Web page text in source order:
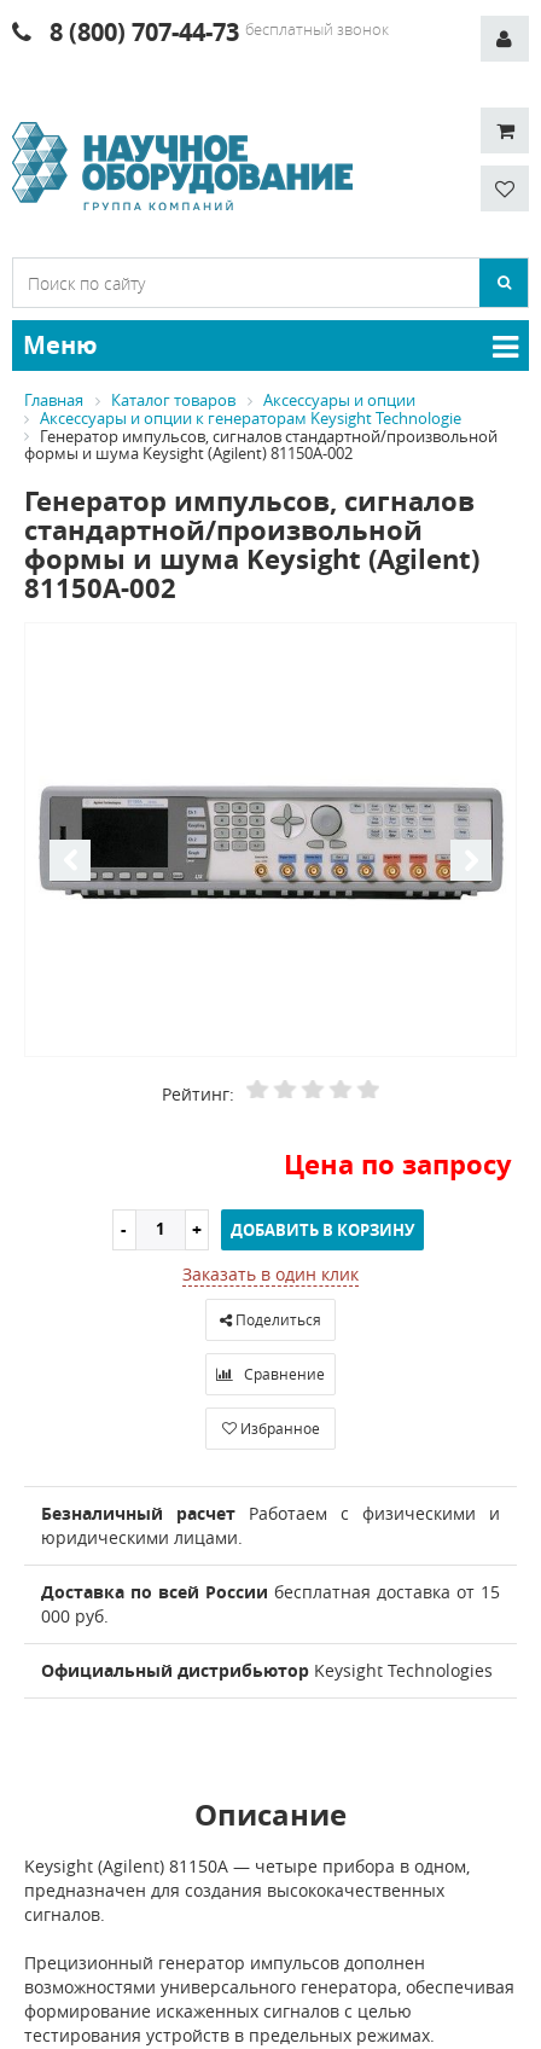
8 (800) 707-44-73 бесплатный звонок
Меню
Главная Каталог товаров
Аксессуары и опции
Аксессуары и опции к генераторам Keysight Technologie
Генератор импульсов, сигналов стандартной/произвольной
формы и шума Keysight (Agilent) 81150A-002
Генератор импульсов, сигналов
стандартной/произвольной
формы и шума Keysight (Agilent)
81150A-002
Рейтинг:
Цена по запросу
ДОБАВИТЬ В КОРЗИНУ
Заказать в один клик
Поделиться
Сравнение
Избранное
Безналичный расчет Работаем с физическими и
юридическими лицами.
Доставка по всей России бесплатная доставка от 15
000 руб.
Официальный дистрибьютор Keysight Technologies
Описание
Keysight (Agilent) 81150A — четыре прибора в одном,
предназначен для создания высококачественных
сигналов.
Прецизионный генератор импульсов дополнен
возможностями универсального генератора, обеспечивая
формирование искаженных сигналов с целью
тестирования устройств в предельных режимах.